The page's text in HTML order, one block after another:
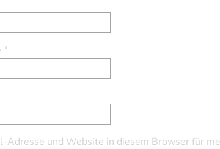
*
Adresse und Website in diesem Browser für